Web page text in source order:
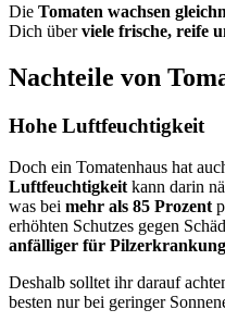
Die Tomaten wachsen
Dich überviele frische, reife
Nachteile von
Hohe Luftfeuchtigkeit
Doch ein Tomatenhaus hat
Luftfeuchtigkeitkann darin
was bei mehr als 85 Prozent
erhöhten Schutzes gegen
anfälliger für
Deshalb solltet ihr darauf
besten nur bei geringer